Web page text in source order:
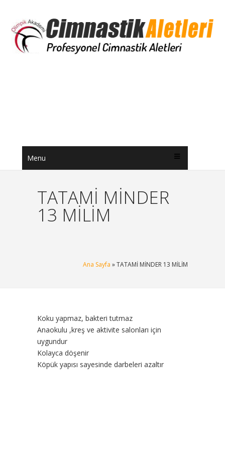
Menu
TATAMİ MİNDER
13 MİLİM
Ana Sayfa » TATAMİ MİNDER 13 MİLİM
Koku yapmaz, bakteri tutmaz
Anaokulu ,kreş ve aktivite salonları için
uygundur
Kolayca döşenir
Köpük yapısı sayesinde darbeleri azaltır